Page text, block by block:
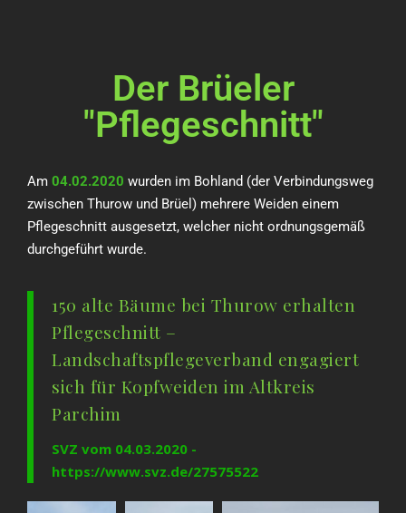
Der Brüeler
"Pflegeschnitt"
Am 04.02.2020 wurden im Bohland (der Verbindungsweg
zwischen Thurow und Brüel) mehrere Weiden einem
Pflegeschnitt ausgesetzt, welcher nicht ordnungsgemäß
durchgeführt wurde.
150 alte Bäume bei Thurow erhalten
Pflegeschnitt –
Landschaftspflegeverband engagiert
sich für Kopfweiden im Altkreis
Parchim
SVZ vom 04.03.2020 -
https://www.svz.de/27575522